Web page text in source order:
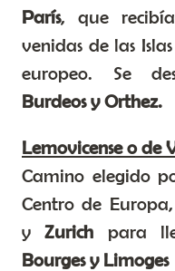
París, que
venidas de las
europeo. Se
BurdeosyOrthez.
Lemovicense o de
Camino elegido
Centro de
y Zurich para
Bourgesy Limoges